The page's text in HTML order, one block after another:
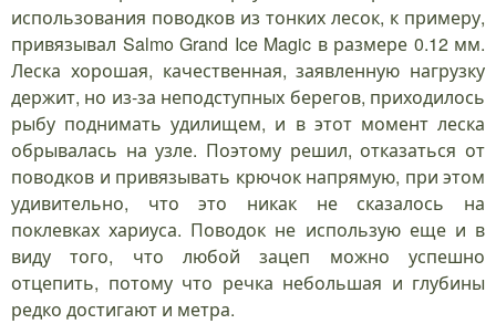
использования поводков из тонких лесок, к примеру,
привязывал Salmo Grand Ice Magic в размере 0.12 мм.
Леска хорошая, качественная, заявленную нагрузку
держит, но из-за неподступных берегов, приходилось
рыбу поднимать удилищем, и в этот момент леска
обрывалась на узле. Поэтому решил, отказаться от
поводков и привязывать крючок напрямую, при этом
удивительно, что это никак не сказалось на
поклевках хариуса. Поводок не использую еще и в
виду того, что любой зацеп можно успешно
отцепить, потому что речка небольшая и глубины
редко достигают и метра.